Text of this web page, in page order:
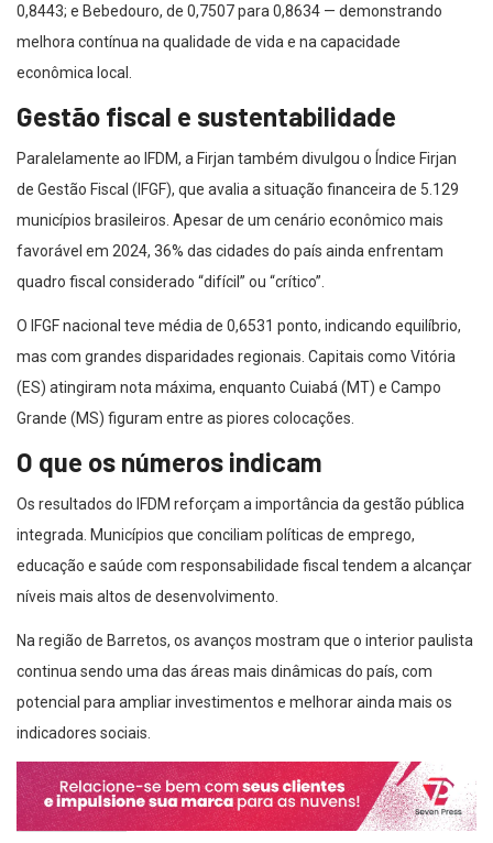
0,8443; e Bebedouro, de 0,7507 para 0,8634 — demonstrando
melhora contínua na qualidade de vida e na capacidade
econômica local.
Gestão fiscal e sustentabilidade
Paralelamente ao IFDM, a Firjan também divulgou o Índice Firjan
de Gestão Fiscal (IFGF), que avalia a situação financeira de 5.129
municípios brasileiros. Apesar de um cenário econômico mais
favorável em 2024, 36% das cidades do país ainda enfrentam
quadro fiscal considerado “difícil” ou “crítico”.
O IFGF nacional teve média de 0,6531 ponto, indicando equilíbrio,
mas com grandes disparidades regionais. Capitais como Vitória
(ES) atingiram nota máxima, enquanto Cuiabá (MT) e Campo
Grande (MS) figuram entre as piores colocações.
O que os números indicam
Os resultados do IFDM reforçam a importância da gestão pública
integrada. Municípios que conciliam políticas de emprego,
educação e saúde com responsabilidade fiscal tendem a alcançar
níveis mais altos de desenvolvimento.
Na região de Barretos, os avanços mostram que o interior paulista
continua sendo uma das áreas mais dinâmicas do país, com
potencial para ampliar investimentos e melhorar ainda mais os
indicadores sociais.